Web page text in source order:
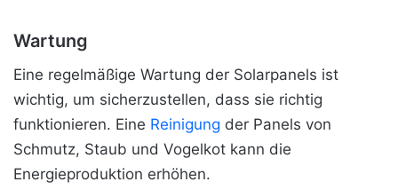
Wartung
Eine regelmäßige Wartung der Solarpanels ist
wichtig, um sicherzustellen, dass sie richtig
funktionieren. Eine Reinigung der Panels von
Schmutz, Staub und Vogelkot kann die
Energieproduktion erhöhen.